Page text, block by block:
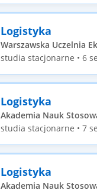
Logistyka
Warszawska Uczelnia
studia stacjonarne • 6
Logistyka
Akademia Nauk
studia stacjonarne • 7
Logistyka
Akademia Nauk